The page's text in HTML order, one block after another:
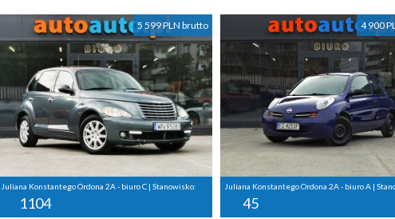
5 599 PLN brutto
Juliana Konstantego Ordona 2A - biuro C | Stanowisko:
1104
4 900
Juliana Konstantego Ordona 2A - biuro A |
45